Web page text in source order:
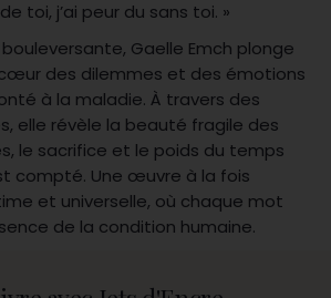
toi, j’ai peur du sans toi. »
Gaelle Emch plonge
des dilemmes et des émotions
à la maladie. À travers des
elle révèle la beauté fragile des
le sacrifice et le poids du temps
compté. Une œuvre à la fois
et universelle, où chaque mot
de la condition humaine.